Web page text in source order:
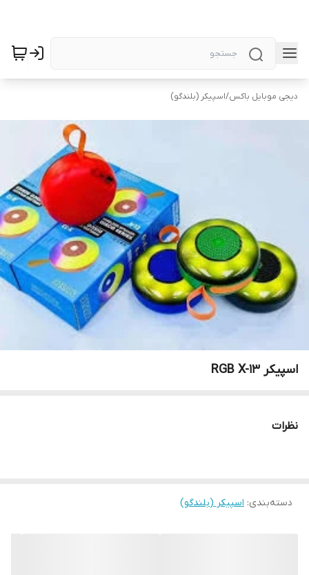
دیجی موبایل باکس/اسپیکر (بلندگو)
اسپیکر RGB X-13
نظرات
دسته‌بندی: اسپیکر (بلندگو)